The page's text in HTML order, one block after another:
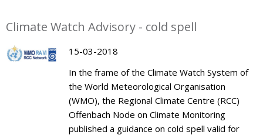
Climate Watch Advisory - cold spell
15-03-2018
In the frame of the Climate Watch System of
the World Meteorological Organisation
(WMO), the Regional Climate Centre (RCC)
Offenbach Node on Climate Monitoring
published a guidance on cold spell valid for